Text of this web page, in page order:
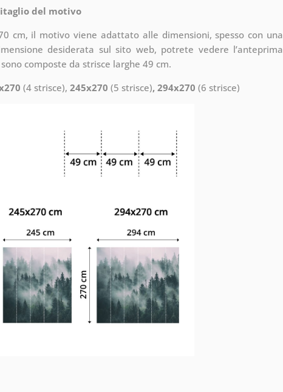
del motivo
cm, il motivo viene adattato alle dimensioni, spesso con una
desiderata sul sito web, potrete vedere l’anteprima
composte da strisce larghe 49 cm.
(4 strisce), 245x270 (5 strisce), 294x270 (6 strisce)